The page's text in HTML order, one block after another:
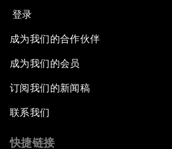
登录
成为我们的合作伙伴
成为我们的会员
订阅我们的新闻稿
联系我们
快捷链接